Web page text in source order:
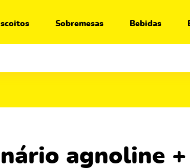
Sobremesas Bebidas